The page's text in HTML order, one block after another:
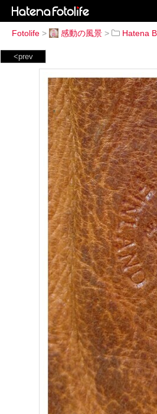
Fotolife > 感動の風景 > Hatena
<prev